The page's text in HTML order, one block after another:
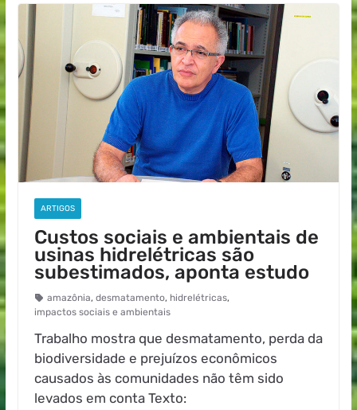
ARTIGOS
Custos sociais e ambientais de
usinas hidrelétricas são
subestimados, aponta estudo
amazônia, desmatamento, hidrelétricas,
impactos sociais e ambientais
Trabalho mostra que desmatamento, perda da
biodiversidade e prejuízos econômicos
causados às comunidades não têm sido
levados em conta Texto: